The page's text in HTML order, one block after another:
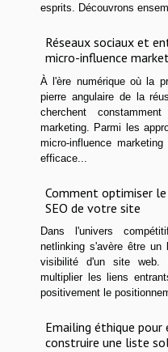
esprits. Découvrons
Réseaux sociaux et
micro-influence
À l'ère numérique où la
pierre angulaire de la
cherchent
marketing. Parmi les
micro-influence
efficace...
Comment optimiser
SEO de votre site
Dans l'univers
netlinking s'avère être un
visibilité d'un site web.
multiplier les liens
positivement le
Emailing éthique
construire une liste